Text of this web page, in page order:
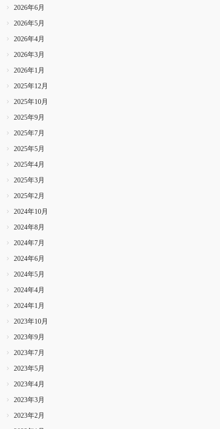
2026年6月
2026年5月
2026年4月
2026年3月
2026年1月
2025年12月
2025年10月
2025年9月
2025年7月
2025年5月
2025年4月
2025年3月
2025年2月
2024年10月
2024年8月
2024年7月
2024年6月
2024年5月
2024年4月
2024年1月
2023年10月
2023年9月
2023年7月
2023年5月
2023年4月
2023年3月
2023年2月